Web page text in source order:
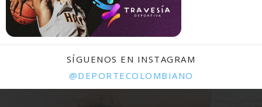
SÍGUENOS EN INSTAGRAM
@DEPORTECOLOMBIANO